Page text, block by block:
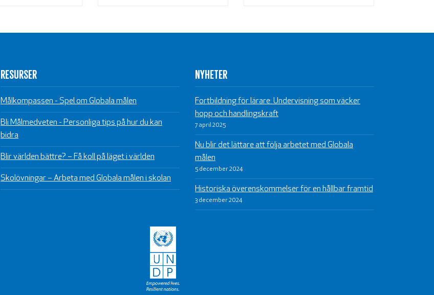
RESURSER
Målkompassen - Spel om Globala målen
Bli Målmedveten - Personliga tips på hur du kan
bidra
Blir världen bättre? – Få koll på läget i världen
Skolövningar – Arbeta med Globala målen i skolan
NYHETER
Fortbildning för lärare: Undervisning som väcker
hopp och handlingskraft
7 april 2025
Nu blir det lättare att följa arbetet med Globala
målen
5 december 2024
Historiska överenskommelser för en hållbar framtid
3 december 2024